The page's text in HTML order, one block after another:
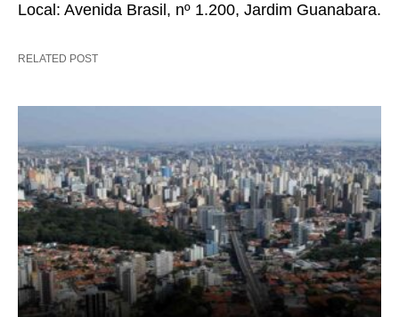
Local: Avenida Brasil, nº 1.200, Jardim Guanabara.
RELATED POST